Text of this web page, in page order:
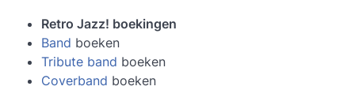
Retro Jazz! boekingen
Band boeken
Tribute band boeken
Coverband boeken